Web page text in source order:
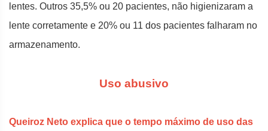
lentes. Outros 35,5% ou 20 pacientes, não higienizaram a
lente corretamente e 20% ou 11 dos pacientes falharam no
armazenamento.
Uso abusivo
Queiroz Neto explica que o tempo máximo de uso das